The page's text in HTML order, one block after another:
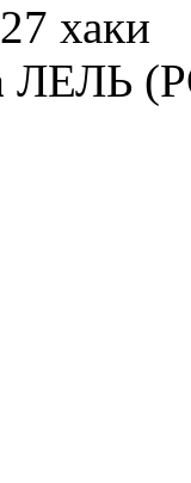
хаки
ЛЕЛЬ